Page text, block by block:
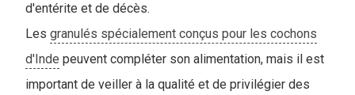
d'entérite et de décès.
Les granulés spécialement conçus pour les cochons
d'Inde peuvent compléter son alimentation, mais il est
important de veiller à la qualité et de privilégier des